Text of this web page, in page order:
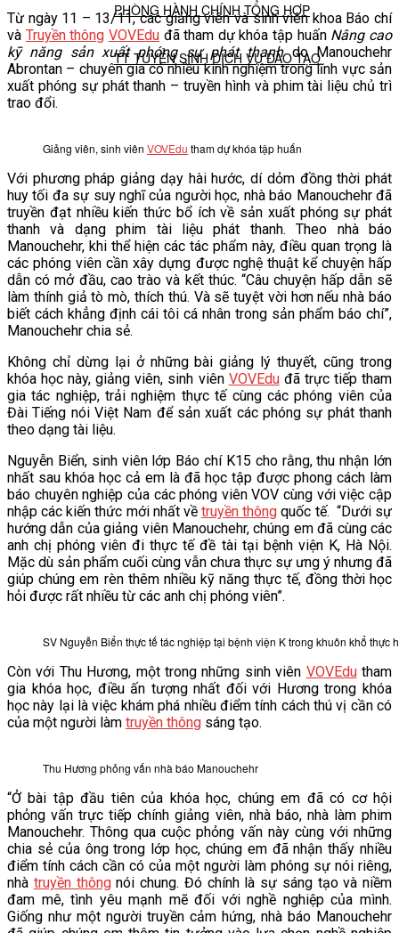
PHÒNG HÀNH CHÍNH TỔNG HỢP
TT TUYỂN SINH DỊCH VỤ ĐÀO TẠO
NGHIÊN CỨU KHOA HỌC
VĂN BẢN
THƯ VIỆN
Từ ngày 11 – 13/11, các giảng viên và sinh viên khoa Báo chí
và Truyền thông VOVEduđã tham dự khóa tập huấn Nâng cao
kỹ năng sản xuất phóng sự phát thanhdo Manouchehr
Abrontan – chuyên gia có nhiều kinh nghiệm trong lĩnh vực sản
xuất phóng sự phát thanh – truyền hình và phim tài liệu chủ trì
trao đổi.
Giảng viên, sinh viên VOVEdu tham dự khóa tập huấn
Với phương pháp giảng dạy hài hước, dí dỏm đồng thời phát
huy tối đa sự suy nghĩ của người học, nhà báo Manouchehr đã
truyền đạt nhiều kiến thức bổ ích về sản xuất phóng sự phát
thanh và dạng phim tài liệu phát thanh. Theo nhà báo
Manouchehr, khi thể hiện các tác phẩm này, điều quan trọng là
các phóng viên cần xây dựng được nghệ thuật kể chuyện hấp
dẫn có mở đầu, cao trào và kết thúc. “Câu chuyện hấp dẫn sẽ
làm thính giả tò mò, thích thú. Và sẽ tuyệt vời hơn nếu nhà báo
biết cách khẳng định cái tôi cá nhân trong sản phẩm báo chí”,
Manouchehr chia sẻ.
Không chỉ dừng lại ở những bài giảng lý thuyết, cũng trong
khóa học này, giảng viên, sinh viên VOVEduđã trực tiếp tham
gia tác nghiệp, trải nghiệm thực tế cùng các phóng viên của
Đài Tiếng nói Việt Nam để sản xuất các phóng sự phát thanh
theo dạng tài liệu.
Nguyễn Biển, sinh viên lớp Báo chí K15 cho rằng, thu nhận lớn
nhất sau khóa học cả em là đã học tập được phong cách làm
báo chuyên nghiệp của các phóng viên VOV cùng với việc cập
nhập các kiến thức mới nhất vềtruyền thông quốc tế. “Dưới sự
hướng dẫn của giảng viên Manouchehr, chúng em đã cùng các
anh chị phóng viên đi thực tế đề tài tại bệnh viện K, Hà Nội.
Mặc dù sản phẩm cuối cùng vẫn chưa thực sự ưng ý nhưng đã
giúp chúng em rèn thêm nhiều kỹ năng thực tế, đồng thời học
hỏi được rất nhiều từ các anh chị phóng viên”.
SV Nguyễn Biển thực tế tác nghiệp tại bệnh viện K trong khuôn khổ thực
Còn với Thu Hương, một trong những sinh viên VOVEdutham
gia khóa học, điều ấn tượng nhất đối với Hương trong khóa
học này lại là việc khám phá nhiều điểm tính cách thú vị cần có
của một người làm truyền thông sáng tạo.
Thu Hương phỏng vấn nhà báo Manouchehr
“Ở bài tập đầu tiên của khóa học, chúng em đã có cơ hội
phỏng vấn trực tiếp chính giảng viên, nhà báo, nhà làm phim
Manouchehr. Thông qua cuộc phỏng vấn này cùng với những
chia sẻ của ông trong lớp học, chúng em đã nhận thấy nhiều
điểm tính cách cần có của một người làm phóng sự nói riêng,
nhà truyền thôngnói chung. Đó chính là sự sáng tạo và niềm
đam mê, tình yêu mạnh mẽ đối với nghề nghiệp của mình.
Giống như một người truyền cảm hứng, nhà báo Manouchehr